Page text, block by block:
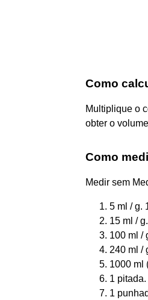
Como
Multiplique o
obter o
Como
Medir sem
5 ml / g.
15 ml /
100 ml /
240 ml /
1000 ml
1
1